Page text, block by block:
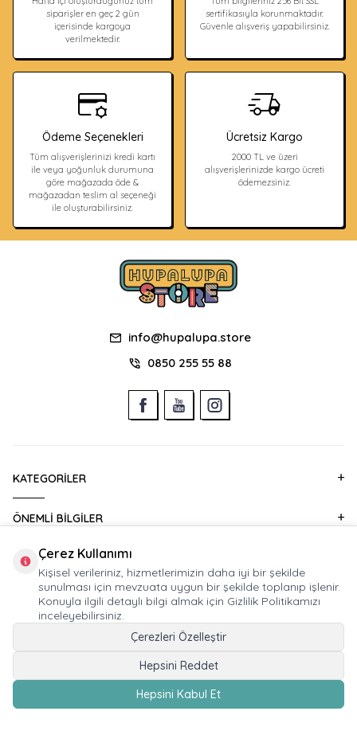
siparişler en geç 2 gün
içerisinde kargoya
verilmektedir.
sertifikasıyla korunmaktadır.
Güvenle alışveriş yapabilirsiniz.
Ödeme Seçenekleri
Tüm alışverişlerinizi kredi kartı
ile veya yoğunluk durumuna
göre mağazada öde &
mağazadan teslim al seçeneği
ile oluşturabilirsiniz.
Ücretsiz Kargo
2000 TL ve üzeri
alışverişlerinizde kargo ücreti
ödemezsiniz.
info@hupalupa.store
0850 255 55 88
KATEGORILER
ÖNEMLI BILGILER
HIZLI ERIŞIM
KURUMSAL SATIŞ
Çerez Kullanımı
Kişisel verileriniz, hizmetlerimizin daha iyi bir şekilde
sunulması için mevzuata uygun bir şekilde toplanıp işlenir.
Konuyla ilgili detaylı bilgi almak için Gizlilik Politikamızı
inceleyebilirsiniz.
Çerezleri Özelleştir
Hepsini Reddet
Hepsini Kabul Et